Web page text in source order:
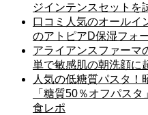
ジインテンスセットを
口コミ人気のオールイ
のアトピアD保湿フォ
アライアンスファーマ
単で敏感肌の朝洗顔に
人気の低糖質パスタ！
「糖質50％オフパス
食レポ